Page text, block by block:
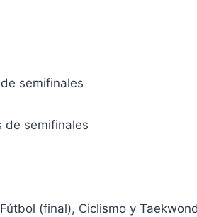
semifinales
de semifinales
(final), Ciclismo y